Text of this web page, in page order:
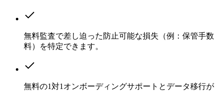
無料監査で差し迫った防止可能な損失（例：保管手数
料）を特定できます。
無料の1対1オンボーディングサポートとデータ移行が